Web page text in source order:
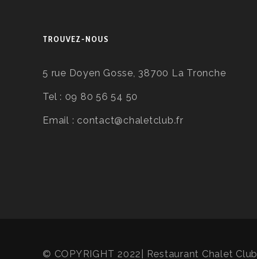
TROUVEZ-NOUS
5 rue Doyen Gosse, 38700 La Tronche
Tel : 09 80 56 54 50
Email : contact@chaletclub.fr
© COPYRIGHT 2022| Restaurant Chalet Club